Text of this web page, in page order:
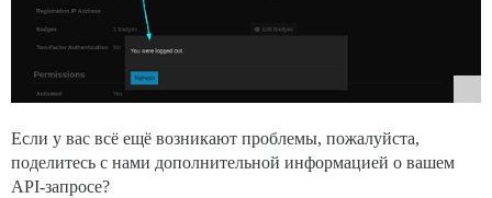
Если у вас всё ещё возникают проблемы, пожалуйста,
поделитесь с нами дополнительной информацией о вашем
API-запросе?